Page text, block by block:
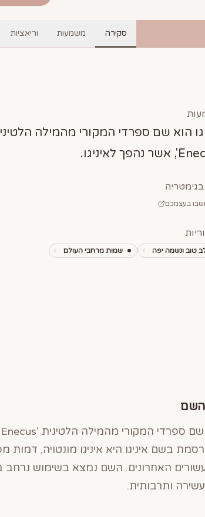
סקירה משמעות וריאציות
הוא שם ספרדי המקורי מהמילה
בעצמכם
טוב ונשמה יפה שמות מרחבי העולם
בשם איניגו היא איניגו מונטויה,
האחרונים. השם נמצא בשימוש נרחב
ותרבותית.